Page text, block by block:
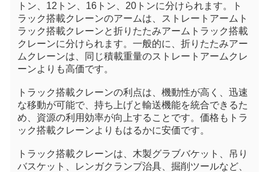
トン、12トン、16トン、20トンに分けられます。ト
ラック搭載クレーンのアームは、ストレートアームト
ラック搭載クレーンと折りたたみアームトラック搭載
クレーンに分けられます。一般的に、折りたたみアー
ムクレーンは、同じ積載重量のストレートアームクレ
ーンよりも高価です。
トラック搭載クレーンの利点は、機動性が高く、迅速
な移動が可能で、持ち上げと輸送機能を統合できるた
め、資源の利用効率が向上することです。価格もトラ
ック搭載クレーンよりもはるかに安価です。
トラック搭載クレーンは、木製グラブバケット、吊り
バスケット、レンガクランプ治具、掘削ツールなど、